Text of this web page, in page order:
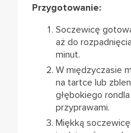
Przygotowanie:
Soczewicę
aż do
minut.
W międzyczasie
na tartce lub
głębokiego
przyprawami.
Miękką